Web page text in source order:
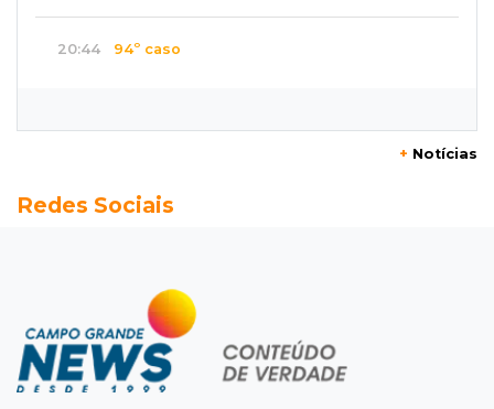
20:44 94º caso
Veja as dezenas de hoje na Mega-Sena, Quina,
Balcão de empregos
Semana termina com 913 vagas de trabalho
abertas em 114 funções
+ Notícias
Redes Sociais